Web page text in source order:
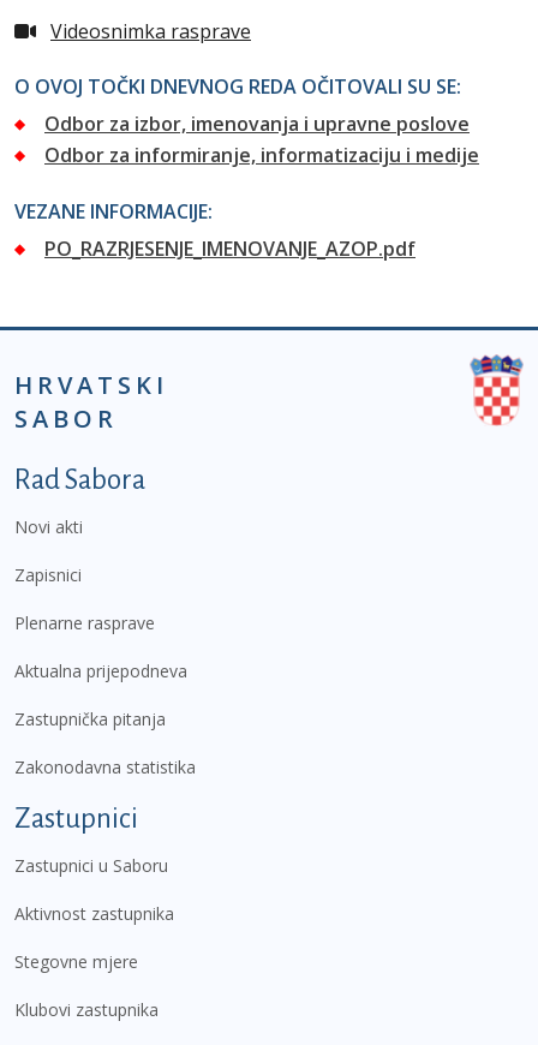
Videosnimka rasprave
O OVOJ TOČKI DNEVNOG REDA OČITOVALI SU SE:
Odbor za izbor, imenovanja i upravne poslove
Odbor za informiranje, informatizaciju i medije
VEZANE INFORMACIJE:
PO_RAZRJESENJE_IMENOVANJE_AZOP.pdf
HRVATSKI
SABOR
Podnožje prvi izbornik
Rad Sabora
Novi akti
Zapisnici
Plenarne rasprave
Aktualna prijepodneva
Zastupnička pitanja
Zakonodavna statistika
Zastupnici
Zastupnici u Saboru
Aktivnost zastupnika
Stegovne mjere
Klubovi zastupnika